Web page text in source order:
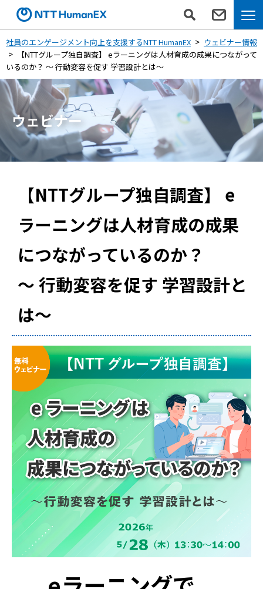
社員のエンゲージメント向上を支援するNTT HumanEX
ウェビナー情報
【NTTグループ独自調査】 eラーニングは人材育成の成果につながって
いるのか？ ～ 行動変容を促す 学習設計とは～
ウェビナー
【NTTグループ独自調査】 e
ラーニングは人材育成の成果
につながっているのか？
～ 行動変容を促す 学習設計と
は～